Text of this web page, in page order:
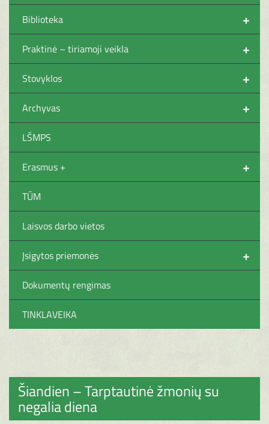
+
Biblioteka
+
Praktinė – tiriamoji veikla
+
Stovyklos
+
Archyvas
LŠMPS
+
Erasmus +
TŪM
Laisvos darbo vietos
+
Įsigytos priemonės
Dokumentų rengimas
TINKLAVEIKA
Šiandien – Tarptautinė žmonių su
negalia diena